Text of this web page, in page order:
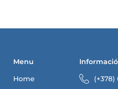
Menu
Home
(+378)